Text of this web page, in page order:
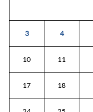
3 4
10 11
17 18